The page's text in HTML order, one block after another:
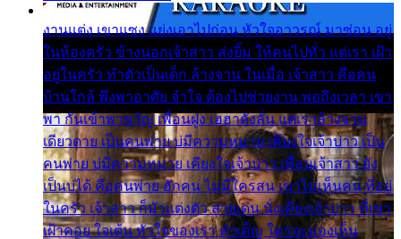
งานแต่ง เขาแซง แย่งเอาไปก่อน หัวใจอาวรณ์ มาซ่อน อยู่
ในห้องครัว ข้างนอกเจ้าสาว ส่งยิ้ม ให้คนไปทั่ว แต่เรา เฝ้า
อยู่ในครัว ทำตัวเป็นเด็ก ล้างจาน ในเมื่อ เจ้าสาว คือคน
บ้านใกล้ พึ่งพาอาศัย จำใจ ต้องไปช่วยงาน พอถึงเวลา เขา
พา กันเข้าพาขวัญ เพื่อนฝูง เฮฮาดังลั่น แต่เราล้างจาน
เดียวดาย เป็นคนพ่าย บ่มีความหมาย เคียงใจเจ้าบ่าว เป็น
คนพ่าย บ่มีความหมาย เคียงใจเจ้าบ่าว เพื่อนเจ้าสาว ยัง
เป็นบ่ได้ คือคนพ่าย ฮักคน ไม่มีใครสน เขาไม่เห็นคน ที่อยู่
ในครัว เจ้าสาว ก็มัวแต่งตัว สวยเด่น นั่งเคียงเจ้าบ่าว ที่เขา
เฝ้าคอย ใจเต้น หัวใจของเรา ลำเค็ญ ใครจะมองเห็น